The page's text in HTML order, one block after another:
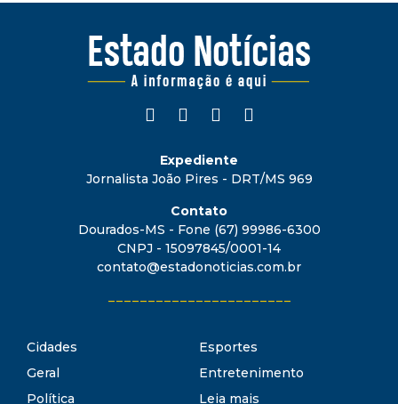
Expediente
Jornalista João Pires - DRT/MS 969
Contato
Dourados-MS - Fone (67) 99986-6300
CNPJ - 15097845/0001-14
contato@estadonoticias.com.br
Cidades
Geral
Política
Esportes
Entretenimento
Leia mais